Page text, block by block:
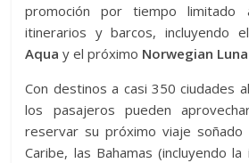
promoción por tiempo
itinerarios y barcos, incluyendo
Aqua y el próximo Norwegian
Con destinos a casi 350 ciudades
los pasajeros pueden
reservar su próximo viaje soñado
Caribe, las Bahamas (incluyendo